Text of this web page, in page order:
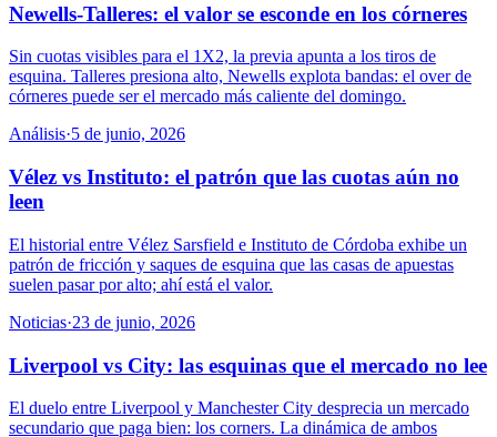
Newells-Talleres: el valor se esconde en los córneres
Sin cuotas visibles para el 1X2, la previa apunta a los tiros de
esquina. Talleres presiona alto, Newells explota bandas: el over de
córneres puede ser el mercado más caliente del domingo.
Análisis·5 de junio, 2026
Vélez vs Instituto: el patrón que las cuotas aún no
leen
El historial entre Vélez Sarsfield e Instituto de Córdoba exhibe un
patrón de fricción y saques de esquina que las casas de apuestas
suelen pasar por alto; ahí está el valor.
Noticias·23 de junio, 2026
Liverpool vs City: las esquinas que el mercado no lee
El duelo entre Liverpool y Manchester City desprecia un mercado
secundario que paga bien: los corners. La dinámica de ambos